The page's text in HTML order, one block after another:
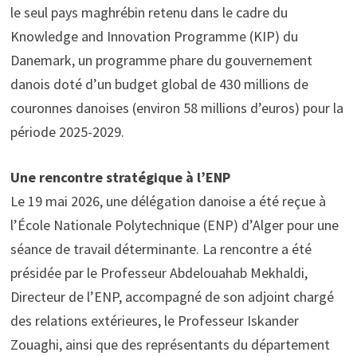
le seul pays maghrébin retenu dans le cadre du
Knowledge and Innovation Programme (KIP) du
Danemark, un programme phare du gouvernement
danois doté d’un budget global de 430 millions de
couronnes danoises (environ 58 millions d’euros) pour la
période 2025-2029.
Une rencontre stratégique à l’ENP
Le 19 mai 2026, une délégation danoise a été reçue à
l’École Nationale Polytechnique (ENP) d’Alger pour une
séance de travail déterminante. La rencontre a été
présidée par le Professeur Abdelouahab Mekhaldi,
Directeur de l’ENP, accompagné de son adjoint chargé
des relations extérieures, le Professeur Iskander
Zouaghi, ainsi que des représentants du département